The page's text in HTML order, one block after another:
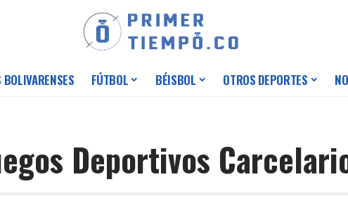
FÚTBOL BÉISBOL OTROS DEPORTES
Deportivos